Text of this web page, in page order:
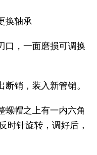
换轴承
口，一面磨损可调换
销，装入新管销。
螺帽之上有一内六角
时针旋转，调好后，